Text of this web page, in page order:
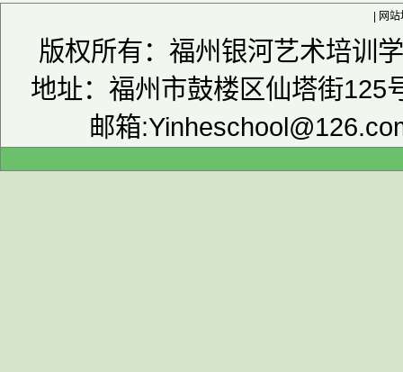
网
版权所有：福州银河艺术培
地址：福州市鼓楼区仙塔街
邮箱